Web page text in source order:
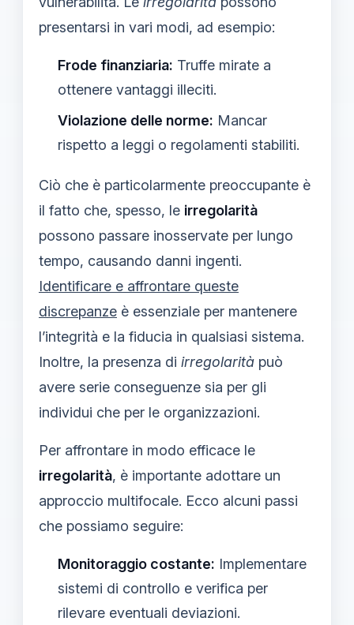
presentarsi in vari modi, ad esempio:
Frode finanziaria: Truffe mirate a
ottenere vantaggi illeciti.
Violazione delle norme: Mancar
rispetto a leggi o regolamenti stabiliti.
Ciò che è particolarmente preoccupante è
il fatto che, spesso, le irregolarità
possono passare inosservate per lungo
tempo, causando danni ingenti.
Identificare e affrontare queste
discrepanze è essenziale per mantenere
l’integrità e la fiducia in qualsiasi sistema.
Inoltre, la presenza di irregolarità può
avere serie conseguenze sia per gli
individui che per le organizzazioni.
Per affrontare in modo efficace le
irregolarità, è importante adottare un
approccio multifocale. Ecco alcuni passi
che possiamo seguire:
Monitoraggio costante: Implementare
sistemi di controllo e verifica per
rilevare eventuali deviazioni.